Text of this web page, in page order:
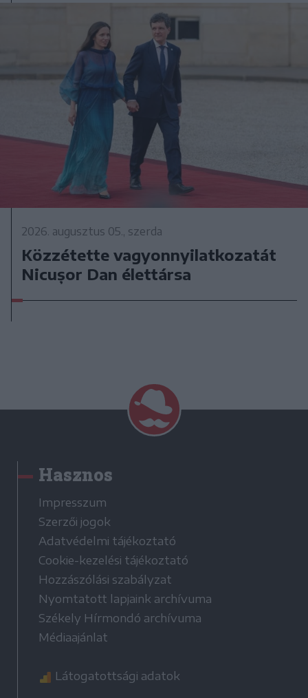
2026. augusztus 05., szerda
Közzétette vagyonnyilatkozatát
Nicușor Dan élettársa
Hasznos
Impresszum
Szerzői jogok
Adatvédelmi tájékoztató
Cookie-kezelési tájékoztató
Hozzászólási szabályzat
Nyomtatott lapjaink archívuma
Székely Hírmondó archívuma
Médiaajánlat
Látogatottsági adatok